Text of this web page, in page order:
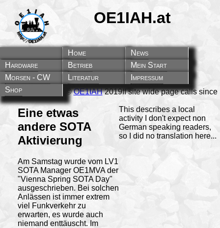
OE1IAH.at
Home
News
Hardware
Betrieb
Mein Start
Morsen - CW
Literatur
Impressum
Shop
Eine etwas
andere SOTA
Aktivierung
Am Samstag wurde vom LV1
SOTA Manager OE1MVA der
"Vienna Spring SOTA Day"
ausgeschrieben. Bei solchen
Anlässen ist immer extrem
viel Funkverkehr zu
erwarten, es wurde auch
niemand enttäuscht. Im
This describes a local
activity I don't expect non
German speaking readers,
so I did no translation here...
©OE1IAH2019ff site wide page calls since